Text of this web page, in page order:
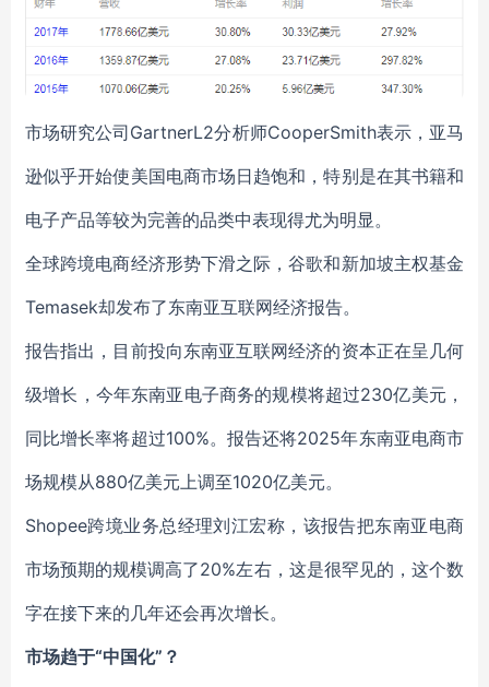
市场研究公司GartnerL2分析师CooperSmith表示，亚马
逊似乎开始使美国电商市场日趋饱和，特别是在其书籍和
电子产品等较为完善的品类中表现得尤为明显。
全球跨境电商经济形势下滑之际，谷歌和新加坡主权基金
Temasek却发布了东南亚互联网经济报告。
报告指出，目前投向东南亚互联网经济的资本正在呈几何
级增长，今年东南亚电子商务的规模将超过230亿美元，
同比增长率将超过100%。报告还将2025年东南亚电商市
场规模从880亿美元上调至1020亿美元。
Shopee跨境业务总经理刘江宏称，该报告把东南亚电商
市场预期的规模调高了20%左右，这是很罕见的，这个数
字在接下来的几年还会再次增长。
市场趋于“中国化”？